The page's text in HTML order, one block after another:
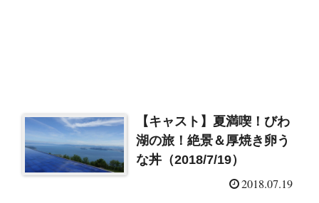
【キャスト】夏満喫！びわ
湖の旅！絶景＆厚焼き卵う
な丼（2018/7/19）
2018.07.19